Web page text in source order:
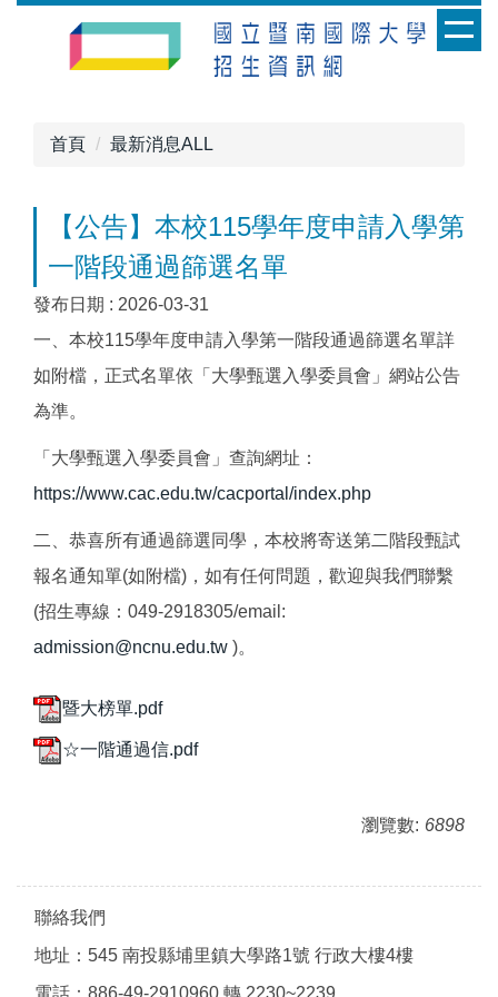
首頁 最新消息ALL
【公告】本校115學年度申請入學第
一階段通過篩選名單
發布日期 : 2026-03-31
一、本校115學年度申請入學第一階段通過篩選名單詳
如附檔，正式名單依「大學甄選入學委員會」網站公告
為準。
「大學甄選入學委員會」查詢網址：
https://www.cac.edu.tw/cacportal/index.php
二、恭喜所有通過篩選同學，本校將寄送第二階段甄試
報名通知單(如附檔)，如有任何問題，歡迎與我們聯繫
(招生專線：049-2918305/email:
admission@ncnu.edu.tw )。
暨大榜單.pdf
☆一階通過信.pdf
瀏覽數: 6898
聯絡我們
地址：545 南投縣埔里鎮大學路1號 行政大樓4樓
電話：886-49-2910960 轉 2230~2239